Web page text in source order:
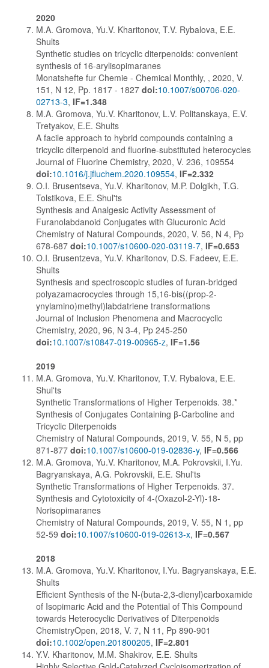
2020
M.A. Gromova, Yu.V. Kharitonov, T.V. Rybalova, E.E.
Shults
Synthetic studies on tricyclic diterpenoids: convenient
synthesis of 16-arylisopimaranes
Monatshefte fur Chemie - Chemical Monthly, , 2020, V.
151, N 12, Pp. 1817 - 1827 doi:10.1007/s00706-020-
02713-3, IF=1.348
M.A. Gromova, Yu.V. Kharitonov, L.V. Politanskaya, E.V.
Tretyakov, E.E. Shults
A facile approach to hybrid compounds containing a
tricyclic diterpenoid and fluorine-substituted heterocycles
Journal of Fluorine Chemistry, 2020, V. 236, 109554
doi:10.1016/j.jfluchem.2020.109554, IF=2.332
O.I. Brusentseva, Yu.V. Kharitonov, M.P. Dolgikh, T.G.
Tolstikova, E.E. Shul'ts
Synthesis and Analgesic Activity Assessment of
Furanolabdanoid Conjugates with Glucuronic Acid
Chemistry of Natural Compounds, 2020, V. 56, N 4, Pp
678-687 doi:10.1007/s10600-020-03119-7, IF=0.653
O.I. Brusentzeva, Yu.V. Kharitonov, D.S. Fadeev, E.E.
Shults
Synthesis and spectroscopic studies of furan-bridged
polyazamacrocycles through 15,16-bis((prop-2-
ynylamino)methyl)labdatriene transformations
Journal of Inclusion Phenomena and Macrocyclic
Chemistry, 2020, 96, N 3-4, Pp 245-250
doi:10.1007/s10847-019-00965-z, IF=1.56
2019
M.A. Gromova, Yu.V. Kharitonov, T.V. Rybalova, E.E.
Shul'ts
Synthetic Transformations of Higher Terpenoids. 38.*
Synthesis of Conjugates Containing β-Carboline and
Tricyclic Diterpenoids
Chemistry of Natural Compounds, 2019, V. 55, N 5, pp
871-877 doi:10.1007/s10600-019-02836-y, IF=0.566
M.A. Gromova, Yu.V. Kharitonov, M.A. Pokrovskii, I.Yu.
Bagryanskaya, A.G. Pokrovskii, E.E. Shul'ts
Synthetic Transformations of Higher Terpenoids. 37.
Synthesis and Cytotoxicity of 4-(Oxazol-2-Yl)-18-
Norisopimaranes
Chemistry of Natural Compounds, 2019, V. 55, N 1, pp
52-59 doi:10.1007/s10600-019-02613-x, IF=0.567
2018
M.A. Gromova, Yu.V. Kharitonov, I.Yu. Bagryanskaya, E.E.
Shults
Efficient Synthesis of the N-(buta-2,3-dienyl)carboxamide
of Isopimaric Acid and the Potential of This Compound
towards Heterocyclic Derivatives of Diterpenoids
ChemistryOpen, 2018, V. 7, N 11, Pp 890-901
doi:10.1002/open.201800205, IF=2.801
Y.V. Kharitonov, M.M. Shakirov, E.E. Shults